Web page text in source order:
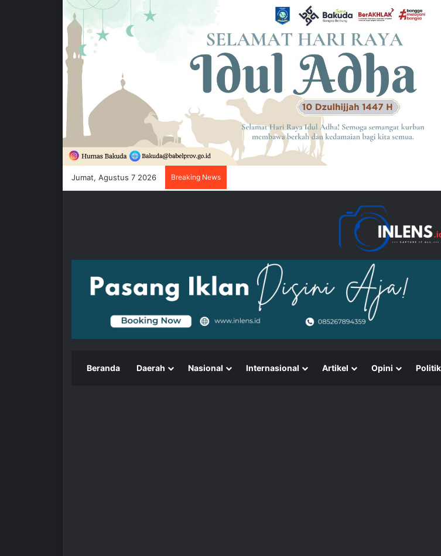
Jumat, Agustus 7 2026 Breaking News
Beranda Daerah Nasional Internasional Artikel Opini Politik